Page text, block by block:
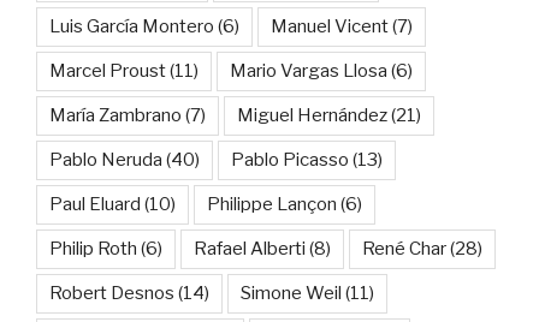
Luis García Montero (6) Manuel Vicent(7)
Marcel Proust(11) Mario Vargas Llosa (6)
María Zambrano (7) Miguel Hernández(21)
Pablo Neruda (40) Pablo Picasso (13)
Paul Eluard (10) Philippe Lançon (6)
Philip Roth (6) Rafael Alberti (8) René Char(28)
Robert Desnos (14) Simone Weil (11)